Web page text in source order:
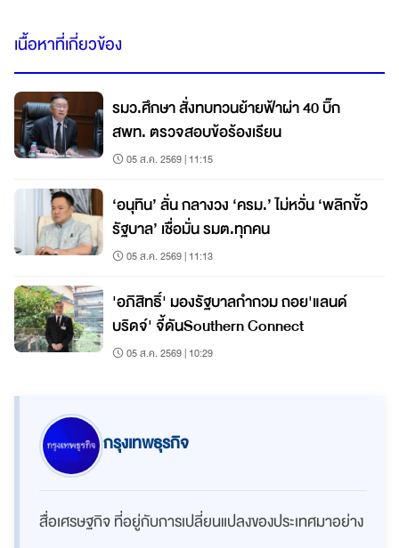
เนื้อหาที่เกี่ยวข้อง
รมว.ศึกษา สั่งทบทวนย้ายฟ้าผ่า 40 บิ๊ก
สพท. ตรวจสอบข้อร้องเรียน
05 ส.ค. 2569 | 11:15
‘อนุทิน’ ลั่น กลางวง ‘ครม.’ ไม่หวั่น ‘พลิกขั้ว
รัฐบาล’ เชื่อมั่น รมต.ทุกคน
05 ส.ค. 2569 | 11:13
'อภิสิทธิ์' มองรัฐบาลกำกวม ถอย'แลนด์
บริดจ์' จี้ดันSouthern Connect
05 ส.ค. 2569 | 10:29
กรุงเทพธุรกิจ
สื่อเศรษฐกิจ ที่อยู่กับการเปลี่ยนแปลงของประเทศมาอย่าง